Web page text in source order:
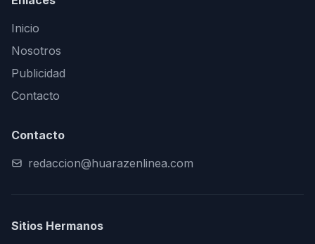
Inicio
Nosotros
Publicidad
Contacto
Contacto
redaccion@huarazenlinea.com
Sitios Hermanos